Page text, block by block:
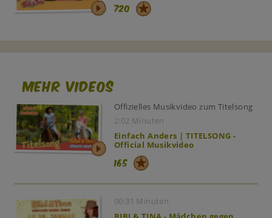
720
Mehr Videos
Offizielles Musikvideo zum Titelsong
2:02 Minuten
Einfach Anders | TITELSONG -
Official Musikvideo
165
00:31 Minuten